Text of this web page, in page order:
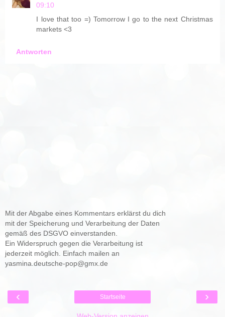
09:10
I love that too =) Tomorrow I go to the next Christmas
markets <3
Antworten
Mit der Abgabe eines Kommentars erklärst du dich
mit der Speicherung und Verarbeitung der Daten
gemäß des DSGVO einverstanden.
Ein Widerspruch gegen die Verarbeitung ist
jederzeit möglich. Einfach mailen an
yasmina.deutsche-pop@gmx.de
‹ ›
Startseite